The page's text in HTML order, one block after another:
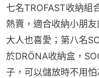
七名TROFAST收納組
熱賣，適合收納小朋
大人也喜愛；第八名
於DRÖNA收納盒，
子，可以儲放時不用